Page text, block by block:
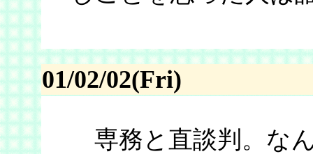
01/02/02(Fri)
専務と直談判。な